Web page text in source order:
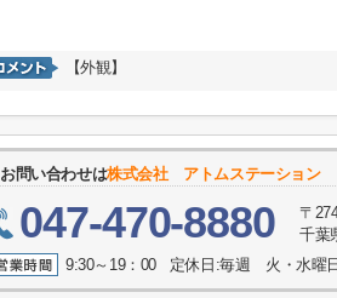
【外観】
お問い合わせは株式会社 アトムステーション
047-470-8880
〒
千葉
9:30～19：00 定休日:毎週 火・水曜日